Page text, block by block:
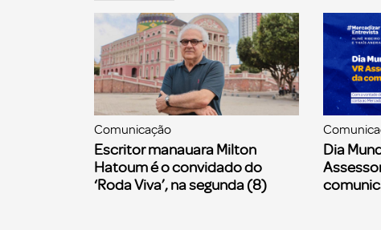
Comunicação
Escritor manauara Milton
Hatoum é o convidado do
‘Roda Viva’, na segunda (8)
Dia